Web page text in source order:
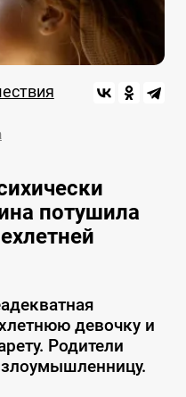
потушила
девочку и
Родители